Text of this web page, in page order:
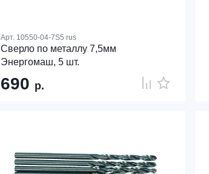
Арт. 10550-04-7S5 rus
Сверло по металлу 7,5мм
Энергомаш, 5 шт.
690 р.